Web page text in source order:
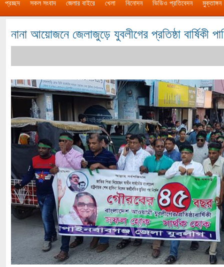
প্রচ্ছদ সকল সংবাদ জেলার বাইরে খেলা বিনোদন ভিডিও প্রতিবেদন মুক্তাঙ্গন
নানা আয়োজনে জেলাজুড়ে যুবলীগের প্রতিষ্ঠা বার্ষিকী